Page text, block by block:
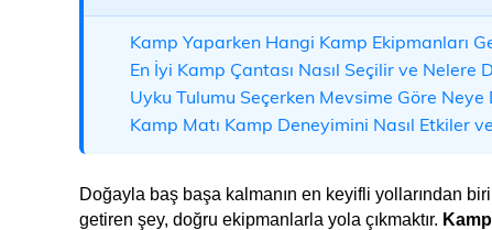
Kamp Yaparken Hangi Kamp Ekipmanları
En İyi Kamp Çantası Nasıl Seçilir ve Nelere
Uyku Tulumu Seçerken Mevsime Göre
Kamp Matı Kamp Deneyimini Nasıl Etkiler
Doğayla baş başa kalmanın en keyifli yollarından
getiren şey, doğru ekipmanlarla yola çıkmaktır.